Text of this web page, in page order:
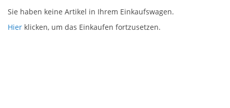
Sie haben keine Artikel in Ihrem Einkaufswagen.
Hier klicken, um das Einkaufen fortzusetzen.